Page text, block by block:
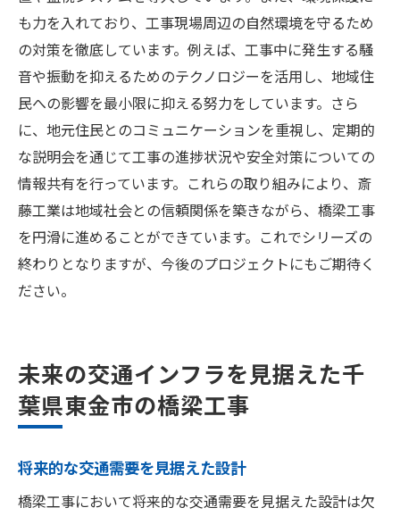
も力を入れており、工事現場周辺の自然環境を守るため
の対策を徹底しています。例えば、工事中に発生する騒
音や振動を抑えるためのテクノロジーを活用し、地域住
民への影響を最小限に抑える努力をしています。さら
に、地元住民とのコミュニケーションを重視し、定期的
な説明会を通じて工事の進捗状況や安全対策についての
情報共有を行っています。これらの取り組みにより、斎
藤工業は地域社会との信頼関係を築きながら、橋梁工事
を円滑に進めることができています。これでシリーズの
終わりとなりますが、今後のプロジェクトにもご期待く
ださい。
未来の交通インフラを見据えた千
葉県東金市の橋梁工事
将来的な交通需要を見据えた設計
橋梁工事において将来的な交通需要を見据えた設計は欠